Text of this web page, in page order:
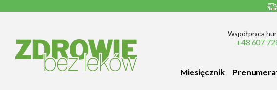
Współpraca
+48 607
Miesięcznik